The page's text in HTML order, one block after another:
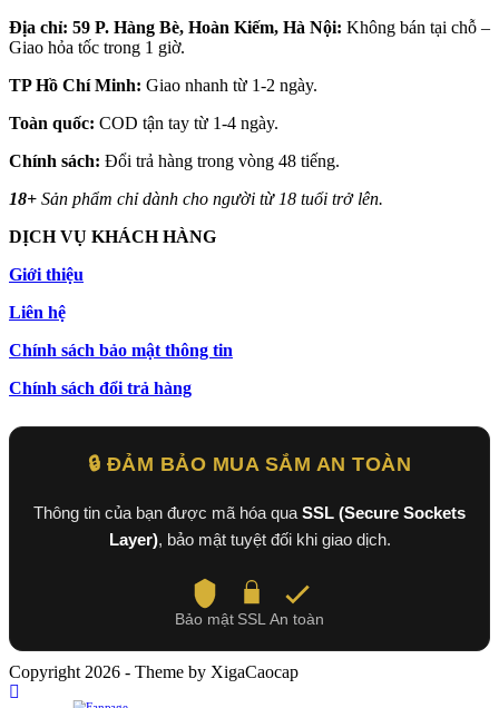
Địa chỉ: 59 P. Hàng Bè, Hoàn Kiếm, Hà Nội: Không bán tại chỗ –
Giao hỏa tốc trong 1 giờ.
TP Hồ Chí Minh: Giao nhanh từ 1-2 ngày.
Toàn quốc: COD tận tay từ 1-4 ngày.
Chính sách: Đổi trả hàng trong vòng 48 tiếng.
18+ Sản phẩm chỉ dành cho người từ 18 tuổi trở lên.
DỊCH VỤ KHÁCH HÀNG
Giới thiệu
Liên hệ
Chính sách bảo mật thông tin
Chính sách đổi trả hàng
🔒 ĐẢM BẢO MUA SẮM AN TOÀN
Thông tin của bạn được mã hóa qua SSL (Secure Sockets
Layer), bảo mật tuyệt đối khi giao dịch.
Bảo mật SSL An toàn
Copyright 2026 - Theme by XigaCaocap